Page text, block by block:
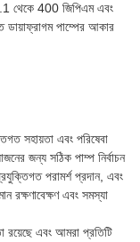
থেকে 400 জিপিএম এবং
ডায়াফ্রাগম পাম্পের আকার
সহায়তা এবং পরিষেবা
জন্য সঠিক পাম্প নির্বাচন
পরামর্শ প্রদান, এবং
রক্ষণাবেক্ষণ এবং সমস্যা
রয়েছে এবং আমরা প্রতিটি